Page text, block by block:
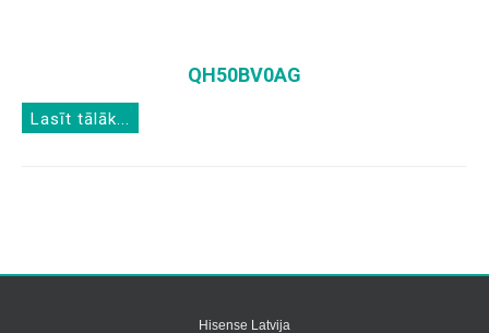
QH50BV0AG
Lasīt tālāk...
Hisense Latvija